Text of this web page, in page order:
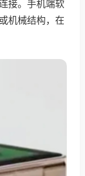
接。手机端软
机械结构，在